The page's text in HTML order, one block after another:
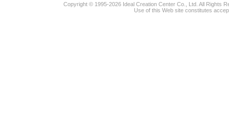
Copyright © 1995-2026 Ideal Creation Center Co., Ltd. All Rights
Use of this Web site constitutes